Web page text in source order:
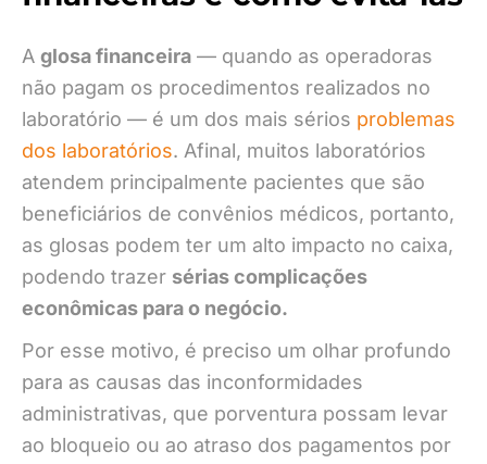
A glosa financeira — quando as operadoras
não pagam os procedimentos realizados no
laboratório — é um dos mais sérios problemas
dos laboratórios. Afinal, muitos laboratórios
atendem principalmente pacientes que são
beneficiários de convênios médicos, portanto,
as glosas podem ter um alto impacto no caixa,
podendo trazer sérias complicações
econômicas para o negócio.
Por esse motivo, é preciso um olhar profundo
para as causas das inconformidades
administrativas, que porventura possam levar
ao bloqueio ou ao atraso dos pagamentos por